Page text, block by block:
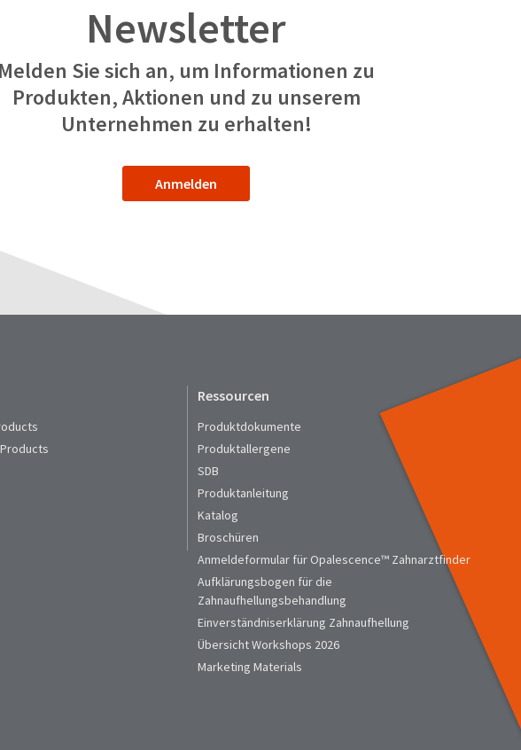
Newsletter
Melden Sie sich an, um Informationen zu
Produkten, Aktionen und zu unserem
Unternehmen zu erhalten!
Anmelden
Ressourcen
Produktdokumente
Produktallergene
SDB
Produktanleitung
Katalog
Broschüren
Anmeldeformular für Opalescence™ Zahnarztfinder
Aufklärungsbogen für die
Zahnaufhellungsbehandlung
Einverständniserklärung Zahnaufhellung
Übersicht Workshops 2026
Marketing Materials